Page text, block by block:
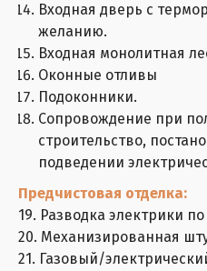
Входная дверь с
желанию.
Входная монолитная
Оконные отливы
Подоконники.
Сопровождение при
строительство,
подведении
Предчистовая отделка:
19. Разводка электрики
20. Механизированная
21. Газовый/